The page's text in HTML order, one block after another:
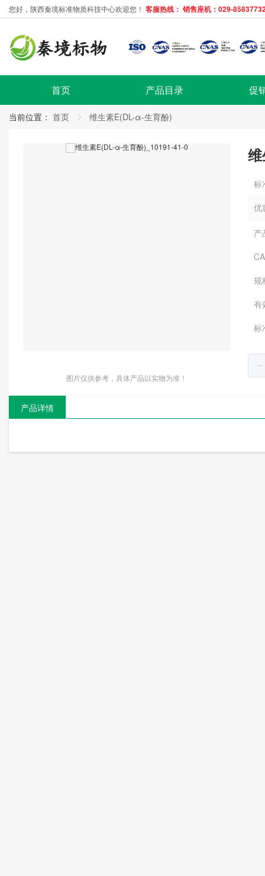
您好，陕西秦境标准物质科技中心欢迎您！ 客服热线： 销售座机：029-
首页 产品目录 促
当前位置： 首页 维生素E(DL-α-生育酚)
图片仅供参考，具体产品以实物为准！
标
优
产
规
有
标
产品详情